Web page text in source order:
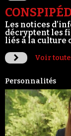
Les notices
décryptent les
liés à la culture
Voir
Personnalités